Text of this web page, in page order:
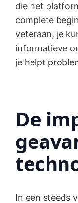
die het
complete
veteraan, je
informatieve
je helpt
De
In een steeds